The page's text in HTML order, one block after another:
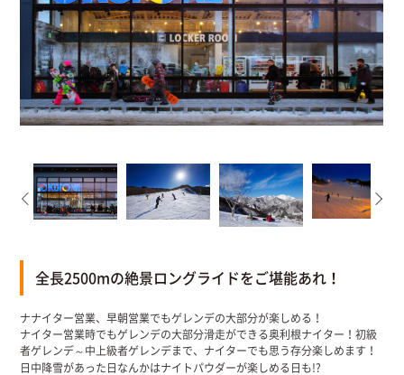
全長2500mの絶景ロングライドをご堪能あれ！
ナナイター営業、早朝営業でもゲレンデの大部分が楽しめる！
ナイター営業時でもゲレンデの大部分滑走ができる奥利根ナイター！初級
者ゲレンデ～中上級者ゲレンデまで、ナイターでも思う存分楽しめます！
日中降雪があった日なんかはナイトパウダーが楽しめる日も!?